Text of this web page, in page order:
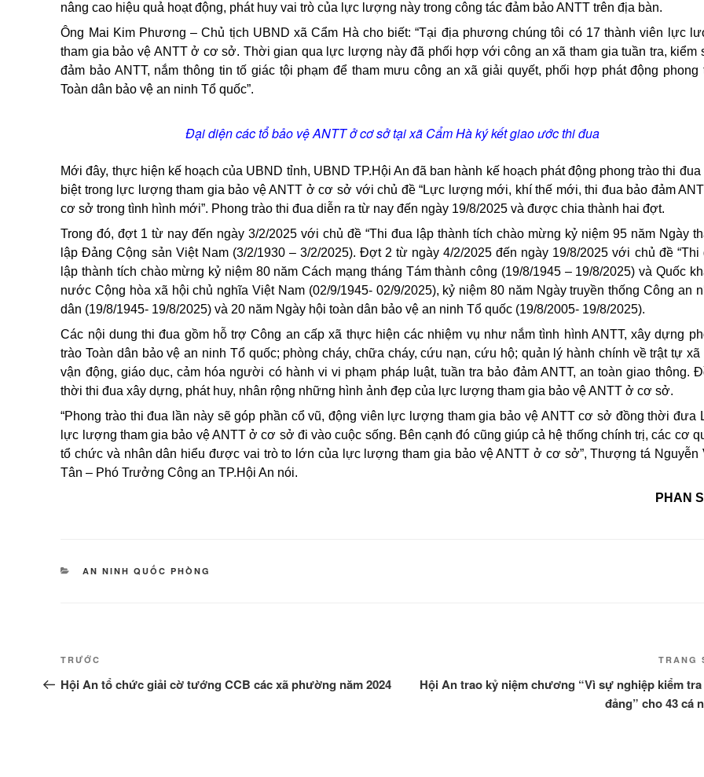
nâng cao hiệu quả hoạt động, phát huy vai trò của lực lượng này trong công tác đảm bảo ANTT trên địa bàn.
Ông Mai Kim Phương – Chủ tịch UBND xã Cẩm Hà cho biết: “Tại địa phương chúng tôi có 17 thành viên lực
tham gia bảo vệ ANTT ở cơ sở. Thời gian qua lực lượng này đã phối hợp với công an xã tham gia tuần tra, kiểm
đảm bảo ANTT, nắm thông tin tố giác tội phạm để tham mưu công an xã giải quyết, phối hợp phát động phong
Toàn dân bảo vệ an ninh Tổ quốc”.
Đại diện các tổ bảo vệ ANTT ở cơ sở tại xã Cẩm Hà ký kết giao ước thi đua
Mới đây, thực hiện kế hoạch của UBND tỉnh, UBND TP.Hội An đã ban hành kế hoạch phát động phong trào thi đua
biệt trong lực lượng tham gia bảo vệ ANTT ở cơ sở với chủ đề “Lực lượng mới, khí thế mới, thi đua bảo đảm
cơ sở trong tình hình mới”. Phong trào thi đua diễn ra từ nay đến ngày 19/8/2025 và được chia thành hai đợt.
Trong đó, đợt 1 từ nay đến ngày 3/2/2025 với chủ đề “Thi đua lập thành tích chào mừng kỷ niệm 95 năm Ngày
lập Đảng Cộng sản Việt Nam (3/2/1930 – 3/2/2025). Đợt 2 từ ngày 4/2/2025 đến ngày 19/8/2025 với chủ đề “Thi
lập thành tích chào mừng kỷ niệm 80 năm Cách mạng tháng Tám thành công (19/8/1945 – 19/8/2025) và Quốc
nước Cộng hòa xã hội chủ nghĩa Việt Nam (02/9/1945- 02/9/2025), kỷ niệm 80 năm Ngày truyền thống Công an
dân (19/8/1945- 19/8/2025) và 20 năm Ngày hội toàn dân bảo vệ an ninh Tổ quốc (19/8/2005- 19/8/2025).
Các nội dung thi đua gồm hỗ trợ Công an cấp xã thực hiện các nhiệm vụ như nắm tình hình ANTT, xây dựng
trào Toàn dân bảo vệ an ninh Tổ quốc; phòng cháy, chữa cháy, cứu nạn, cứu hộ; quản lý hành chính về trật tự xã
vận động, giáo dục, cảm hóa người có hành vi vi phạm pháp luật, tuần tra bảo đảm ANTT, an toàn giao thông.
thời thi đua xây dựng, phát huy, nhân rộng những hình ảnh đẹp của lực lượng tham gia bảo vệ ANTT ở cơ sở.
“Phong trào thi đua lần này sẽ góp phần cổ vũ, động viên lực lượng tham gia bảo vệ ANTT cơ sở đồng thời đưa
lực lượng tham gia bảo vệ ANTT ở cơ sở đi vào cuộc sống. Bên cạnh đó cũng giúp cả hệ thống chính trị, các cơ
tổ chức và nhân dân hiểu được vai trò to lớn của lực lượng tham gia bảo vệ ANTT ở cơ sở”, Thượng tá Nguyễn
Tân – Phó Trưởng Công an TP.Hội An nói.
PHAN
DANH
AN NINH QUỐC PHÒNG
Điều
hướng
Bài
cũ
TRƯỚC
Hội An tổ chức giải cờ tướng CCB các xã phường năm 2024
TRANG
Hội An trao kỷ niệm chương “Vì sự nghiệp kiểm tra
đảng” cho 43 cá